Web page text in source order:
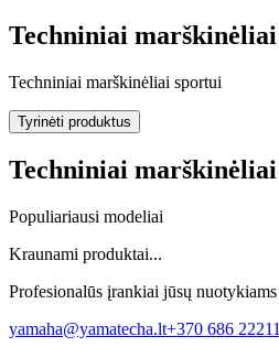
Techniniai marškinėliai
Techniniai marškinėliai sportui
Tyrinėti produktus
Techniniai marškinėliai
Populiariausi modeliai
Kraunami produktai...
Profesionalūs įrankiai jūsų nuotykiams
yamaha@yamatecha.lt+370 686 22211